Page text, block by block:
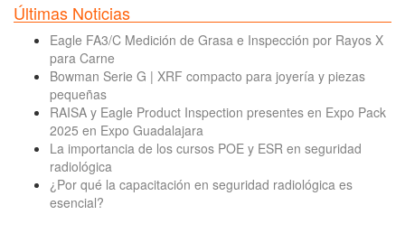
Últimas Noticias
Eagle FA3/C Medición de Grasa e Inspección por Rayos X
para Carne
Bowman Serie G | XRF compacto para joyería y piezas
pequeñas
RAISA y Eagle Product Inspection presentes en Expo Pack
2025 en Expo Guadalajara
La importancia de los cursos POE y ESR en seguridad
radiológica
¿Por qué la capacitación en seguridad radiológica es
esencial?